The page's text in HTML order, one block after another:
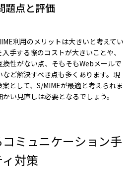
題点と評価
利用のメリットは大きいと考えてい
手する際のコストが大きいことや、
性がない点、そもそもWebメールで
ど解決すべき点も多くあります。現
として、S/MIMEが最適と考えられま
い見直しは必要となるでしょう。
ミュニケーション手
対策